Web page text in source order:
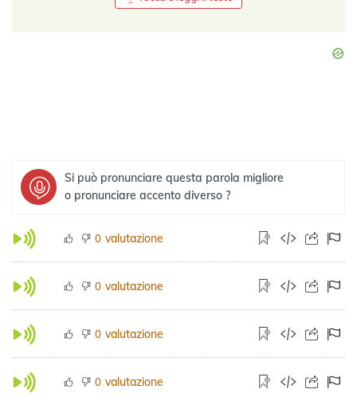
Si può pronunciare questa parola migliore
o pronunciare accento diverso ?
0 valutazione
0 valutazione
0 valutazione
0 valutazione